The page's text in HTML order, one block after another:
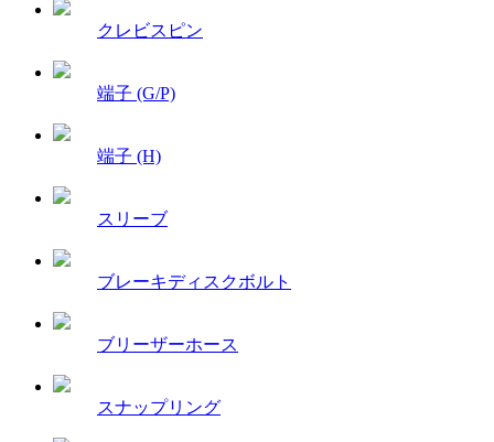
クレビスピン
端子 (G/P)
端子 (H)
スリーブ
ブレーキディスクボルト
ブリーザーホース
スナップリング